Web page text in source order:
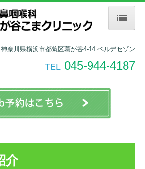
神奈川県横浜市都筑区葛が谷4-14 ベルデセゾン
TEL 045-944-4187
介